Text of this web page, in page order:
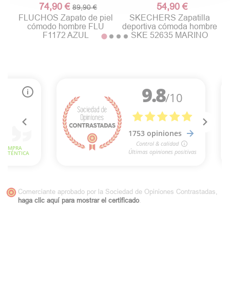
74,90 €89,90 €
FLUCHOS Zapato de piel
cómodo hombre FLU
F1172 AZUL
54,90 €
SKECHERS Zapatilla
deportiva cómoda hombre
SKE 52635 MARINO
Comerciante aprobado por la Sociedad de Opiniones Contrastadas,
haga clic aquí para mostrar el certificado.